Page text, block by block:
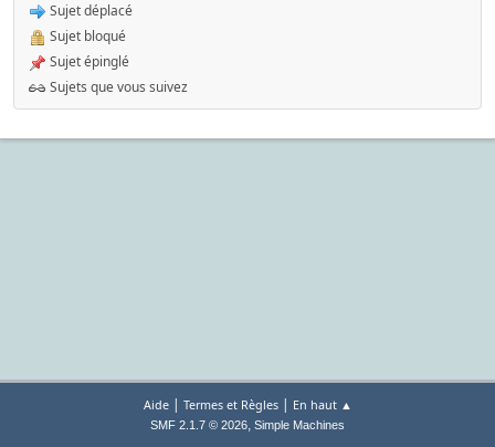
Sujet déplacé
Sujet bloqué
Sujet épinglé
Sujets que vous suivez
Aide| Termes et Règles| En haut ▲
SMF 2.1.7 © 2026, Simple Machines